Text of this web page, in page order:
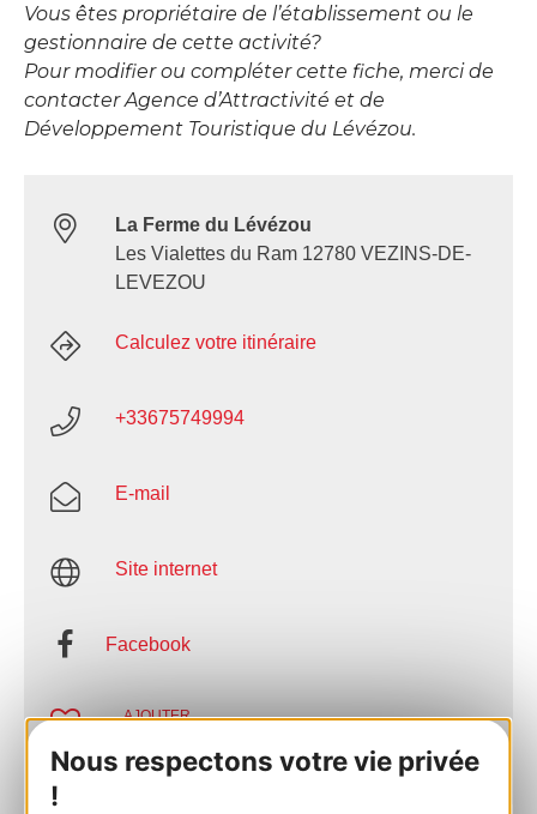
Nous respectons votre vie privée
!
Vous êtes propriétaire de l’établissement ou le
gestionnaire de cette activité?
Pour modifier ou compléter cette fiche, merci de
contacter Agence d’Attractivité et de
Développement Touristique du Lévézou.
La Ferme du Lévézou
Les Vialettes du Ram 12780 VEZINS-DE-
LEVEZOU
Calculez votre itinéraire
+33675749994
E-mail
Site internet
Facebook
AJOUTER